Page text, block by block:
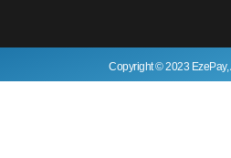
Copyright © 2023